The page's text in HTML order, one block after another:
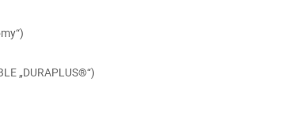
„DURAPLUS®“)